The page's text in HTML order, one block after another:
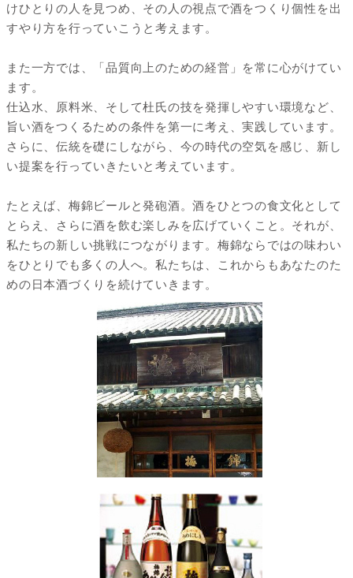
けひとりの人を見つめ、その人の視点で酒をつくり個性を出
すやり方を行っていこうと考えます。
また一方では、「品質向上のための経営」を常に心がけてい
ます。
仕込水、原料米、そして杜氏の技を発揮しやすい環境など、
旨い酒をつくるための条件を第一に考え、実践しています。
さらに、伝統を礎にしながら、今の時代の空気を感じ、新し
い提案を行っていきたいと考えています。
たとえば、梅錦ビールと発砲酒。酒をひとつの食文化として
とらえ、さらに酒を飲む楽しみを広げていくこと。それが、
私たちの新しい挑戦につながります。梅錦ならではの味わい
をひとりでも多くの人へ。私たちは、これからもあなたのた
めの日本酒づくりを続けていきます。